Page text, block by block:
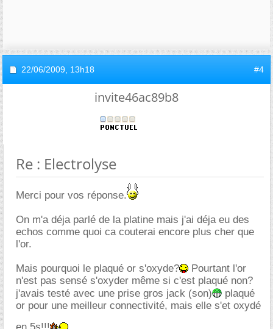
22/06/2009, 13h18 #4
invite46ac89b8
Re : Electrolyse
Merci pour vos réponse.
On m'a déja parlé de la platine mais j'ai déja eu des
echos comme quoi ca couterai encore plus cher que
l'or.
Mais pourquoi le plaqué or s'oxyde?
Pourtant l'or
n'est pas sensé s'oxyder même si c'est plaqué non?
j'avais testé avec une prise gros jack (son)
plaqué
or pour une meilleur connectivité, mais elle s'et oxydé